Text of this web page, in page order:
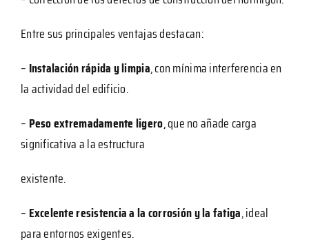
Entre sus principales ventajas destacan:
– Instalación rápida y limpia, con mínima interferencia en
la actividad del edificio.
– Peso extremadamente ligero, que no añade carga
significativa a la estructura
existente.
– Excelente resistencia a la corrosión y la fatiga, ideal
para entornos exigentes.